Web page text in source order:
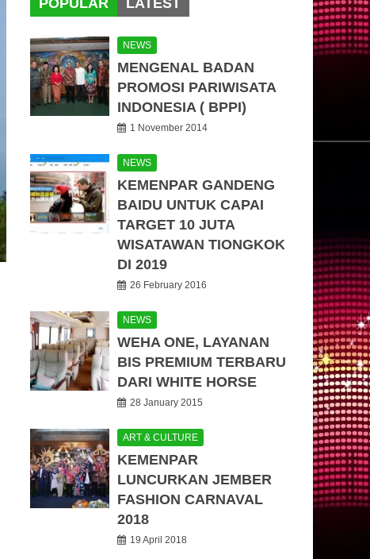
POPULAR LATEST
NEWS
MENGENAL BADAN
PROMOSI PARIWISATA
INDONESIA ( BPPI)
1 November 2014
NEWS
KEMENPAR GANDENG
BAIDU UNTUK CAPAI
TARGET 10 JUTA
WISATAWAN TIONGKOK
DI 2019
26 February 2016
NEWS
WEHA ONE, LAYANAN
BIS PREMIUM TERBARU
DARI WHITE HORSE
28 January 2015
ART & CULTURE
KEMENPAR
LUNCURKAN JEMBER
FASHION CARNAVAL
2018
19 April 2018